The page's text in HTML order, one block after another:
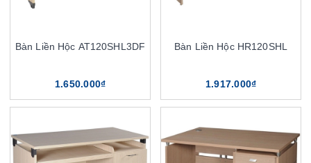
Bàn Liền Hộc AT120SHL3DF
1.650.000₫
Bàn Liền Hộc HR120SHL
1.917.000₫